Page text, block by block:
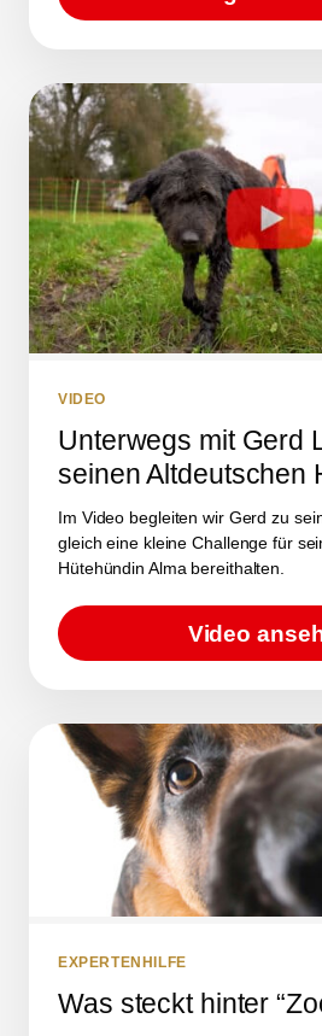
VIDEO
Unterwegs mit Gerd
seinen Altdeutschen
Im Video begleiten wir Gerd zu
gleich eine kleine Challenge für
Hütehündin Alma bereithalten.
Video
EXPERTENHILFE
Was steckt hinter